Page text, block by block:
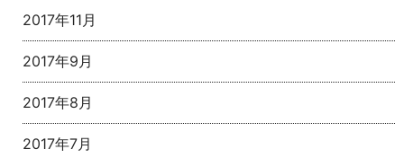
2017年11月
2017年9月
2017年8月
2017年7月